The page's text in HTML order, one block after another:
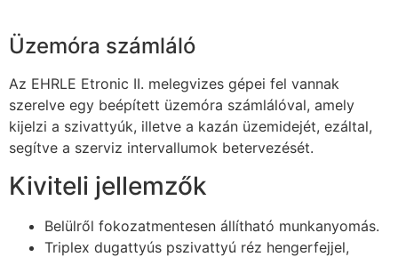
Üzemóra számláló
Az EHRLE Etronic II. melegvizes gépei fel vannak
szerelve egy beépített üzemóra számlálóval, amely
kijelzi a szivattyúk, illetve a kazán üzemidejét, ezáltal,
segítve a szerviz intervallumok betervezését.
Kiviteli jellemzők
Belülről fokozatmentesen állítható munkanyomás.
Triplex dugattyús pszivattyú réz hengerfejjel,